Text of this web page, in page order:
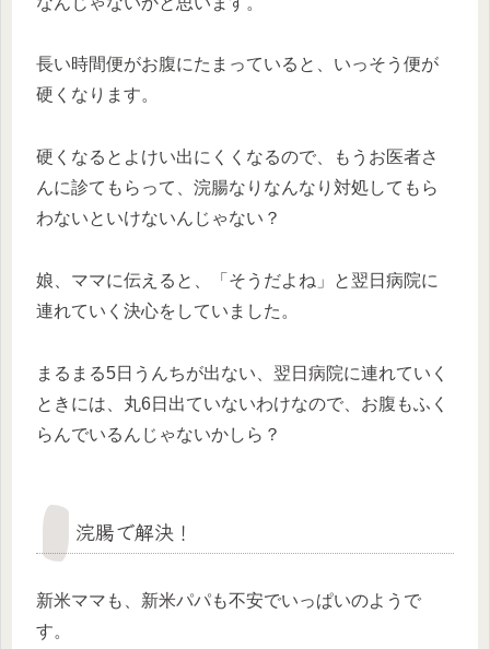
長い時間便がお腹にたまっていると、いっそう便が
硬くなります。
硬くなるとよけい出にくくなるので、もうお医者さ
んに診てもらって、浣腸なりなんなり対処してもら
わないといけないんじゃない？
娘、ママに伝えると、「そうだよね」と翌日病院に
連れていく決心をしていました。
まるまる5日うんちが出ない、翌日病院に連れていく
ときには、丸6日出ていないわけなので、お腹もふく
らんでいるんじゃないかしら？
浣腸で解決！
新米ママも、新米パパも不安でいっぱいのようで
す。